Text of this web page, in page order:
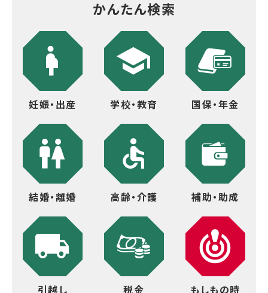
かんたん検索
妊娠・出産 学校・教育 国保・年金
結婚・離婚 高齢・介護 補助・助成
引越し 税金 もしもの時